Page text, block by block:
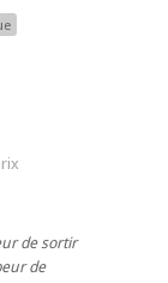
de sortir
de